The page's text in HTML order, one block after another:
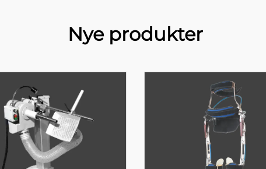
Nye produkter